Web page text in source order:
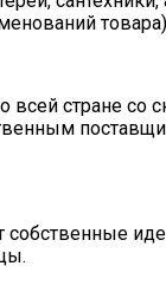
стране со